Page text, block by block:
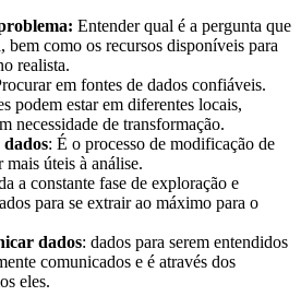
Entender qual é a pergunta que
bem como os recursos disponíveis para
realista.
em fontes de dados confiáveis.
podem estar em diferentes locais,
necessidade de transformação.
: É o processo de modificação de
mais úteis à análise.
a constante fase de exploração e
para se extrair ao máximo para o
dados: dados para serem entendidos
comunicados e é através dos
eles.